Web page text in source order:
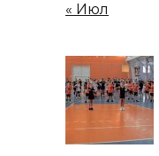
« Июл